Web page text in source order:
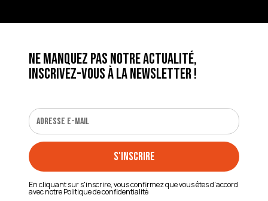
Ne manquez pas notre actualité,
inscrivez-vous à la newsletter !
En cliquant sur s'inscrire, vous confirmez que vous êtes d'accord
avec notrePolitique de confidentialité